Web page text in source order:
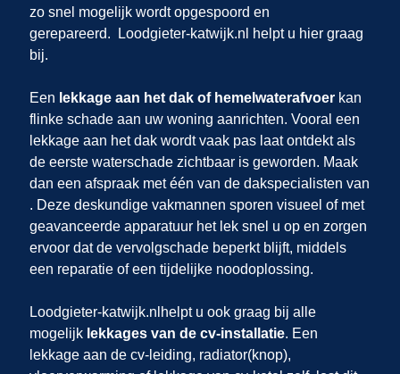
zo snel mogelijk wordt opgespoord en
gerepareerd.
Loodgieter-katwijk.nl helpt u hier graag
bij.
Een lekkage aan het dak of hemelwaterafvoerkan
flinke schade aan uw woning aanrichten. Vooral een
lekkage aan het dak wordt vaak pas laat ontdekt als
de eerste waterschade zichtbaar is geworden. Maak
dan een afspraak met één van de dakspecialisten van
. Deze deskundige vakmannen sporen visueel of met
geavanceerde apparatuur het lek snel u op en zorgen
ervoor dat de vervolgschade beperkt blijft, middels
een reparatie of een tijdelijke noodoplossing.
Loodgieter-katwijk.nl helpt u ook graag bij alle
mogelijk lekkages van de cv-installatie. Een
lekkage aan de cv-leiding, radiator(knop),